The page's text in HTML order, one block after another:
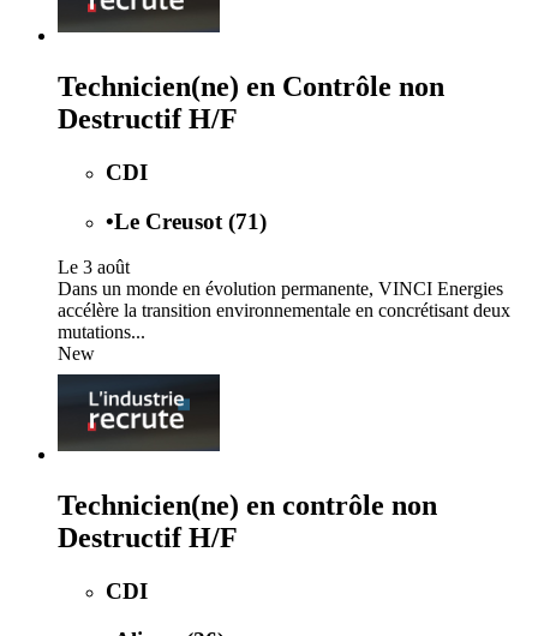
Technicien(ne) en Contrôle non
Destructif H/F
CDI
•Le Creusot (71)
Le 3 août
Dans un monde en évolution permanente, VINCI Energies
accélère la transition environnementale en concrétisant deux
mutations...
New
Technicien(ne) en contrôle non
Destructif H/F
CDI